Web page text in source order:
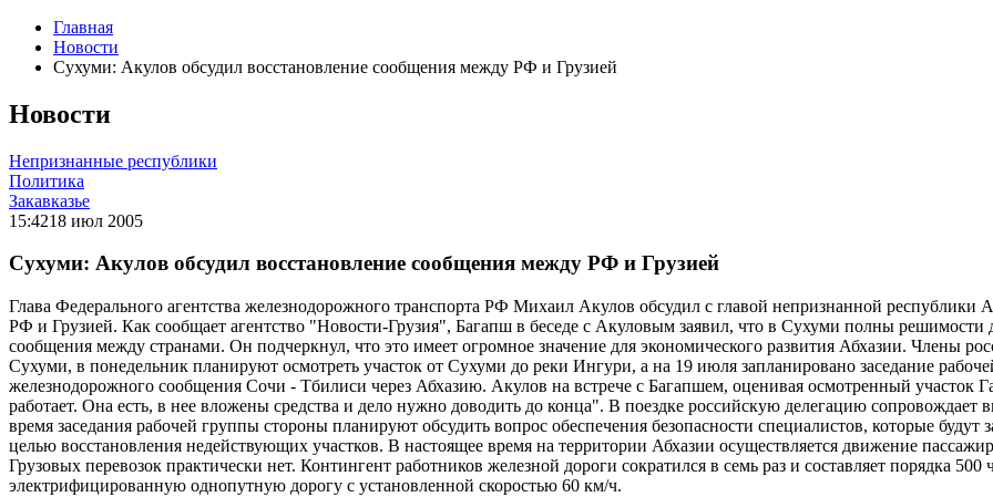
Главная
Новости
Сухуми: Акулов обсудил восстановление сообщения между РФ и Грузией
Новости
Непризнанные республики
Политика
Закавказье
15:4218 июл 2005
Сухуми: Акулов обсудил восстановление сообщения между РФ и Грузией
Глава Федерального агентства железнодорожного транспорта РФ Михаил Акулов обсудил с главой непризнанной
РФ и Грузией. Как сообщает агентство "Новости-Грузия", Багапш в беседе с Акуловым заявил, что в Сухуми полны решимости
сообщения между странами. Он подчеркнул, что это имеет огромное значение для экономического развития Абхазии. Члены
Сухуми, в понедельник планируют осмотреть участок от Сухуми до реки Ингури, а на 19 июля запланировано заседание
железнодорожного сообщения Сочи - Тбилиси через Абхазию. Акулов на встрече с Багапшем, оценивая осмотренный участок
работает. Она есть, в нее вложены средства и дело нужно доводить до конца". В поездке российскую делегацию сопровождает
время заседания рабочей группы стороны планируют обсудить вопрос обеспечения безопасности специалистов, которые
целью восстановления недействующих участков. В настоящее время на территории Абхазии осуществляется движение
Грузовых перевозок практически нет. Контингент работников железной дороги сократился в семь раз и составляет порядка
электрифицированную однопутную дорогу с установленной скоростью 60 км/ч.